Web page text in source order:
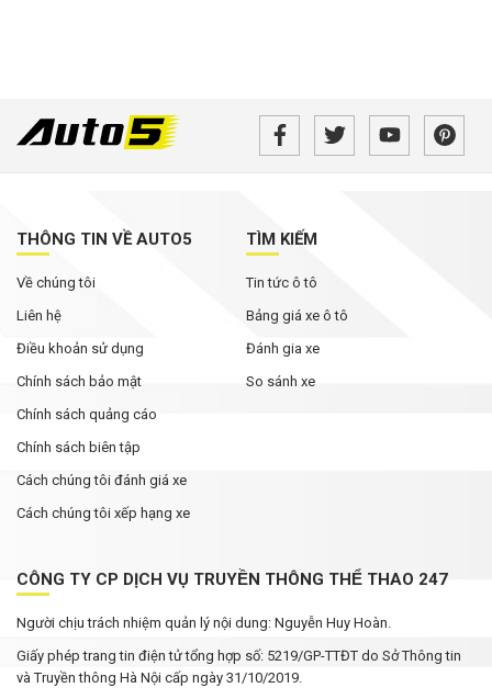
THÔNG TIN VỀ AUTO5
Về chúng tôi
Liên hệ
Điều khoản sử dụng
Chính sách bảo mật
Chính sách quảng cáo
Chính sách biên tập
Cách chúng tôi đánh giá xe
Cách chúng tôi xếp hạng xe
TÌM KIẾM
Tin tức ô tô
Bảng giá xe ô tô
Đánh gia xe
So sánh xe
CÔNG TY CP DỊCH VỤ TRUYỀN THÔNG THỂ THAO 247
Người chịu trách nhiệm quản lý nội dung: Nguyễn Huy Hoàn.
Giấy phép trang tin điện tử tổng hợp số: 5219/GP-TTĐT do Sở Thông tin
và Truyền thông Hà Nội cấp ngày 31/10/2019.